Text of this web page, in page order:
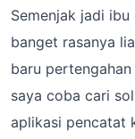
Semenjak jadi
banget rasanya
baru
saya coba cari
aplikasi pencatat